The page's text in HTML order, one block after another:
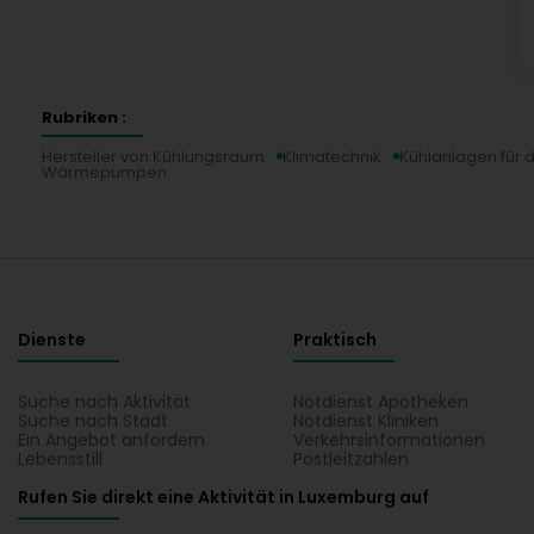
Rubriken :
Hersteller von Kühlungsraum
Klimatechnik Kühlanlagen für
Wärmepumpen
Dienste
Suche nach Aktivität
Suche nach Stadt
Ein Angebot anfordern
Lebensstill
Praktisch
Notdienst Apotheken
Notdienst Kliniken
Verkehrsinformationen
Postleitzahlen
Rufen Sie direkt eine Aktivität in Luxemburg auf